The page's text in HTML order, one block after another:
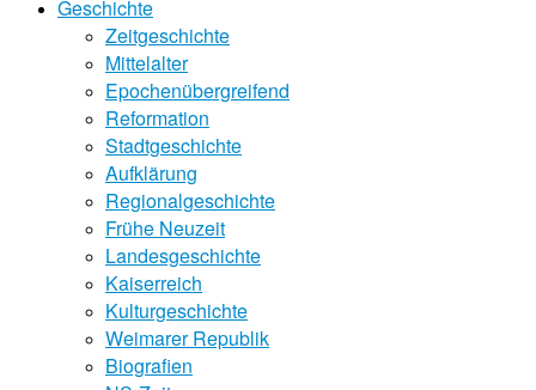
Geschichte
Zeitgeschichte
Mittelalter
Epochenübergreifend
Reformation
Stadtgeschichte
Aufklärung
Regionalgeschichte
Frühe Neuzeit
Landesgeschichte
Kaiserreich
Kulturgeschichte
Weimarer Republik
Biografien